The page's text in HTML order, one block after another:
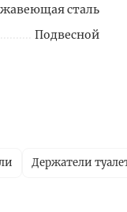
сталь
Подвесной
Держатели